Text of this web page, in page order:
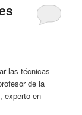
las técnicas
de la
, experto en